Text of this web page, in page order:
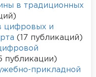
в традиционных
цифровых и
(17 публикаций)
публикации)
прикладной